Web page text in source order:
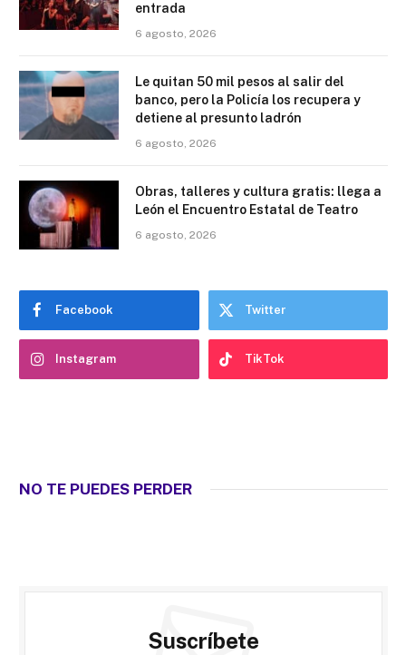
entrada
6 agosto, 2026
Le quitan 50 mil pesos al salir del
banco, pero la Policía los recupera y
detiene al presunto ladrón
6 agosto, 2026
Obras, talleres y cultura gratis: llega a
León el Encuentro Estatal de Teatro
6 agosto, 2026
Facebook Twitter
Instagram TikTok
NO TE PUEDES PERDER
Suscríbete